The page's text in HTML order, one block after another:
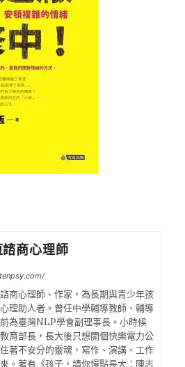
商心理師
商心理師、作家，為長期與青少年孩
理助人者。曾任中學輔導教師、輔導
為臺灣NLP學會副理事長。小時候
育部長，長大後只想開個快樂電力公
著不安分的靈魂，寫作、演講、工作
。著有《孩子，請你慢點長大：陳志